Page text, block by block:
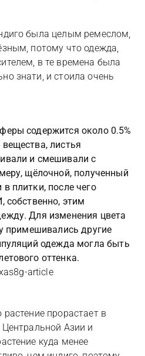
была целым ремеслом,
потому что одежда,
в те времена была
знати, и стоила очень
содержится около 0.5%
листья
и смешивали с
щёлочной, полученный
плитки, после чего
собственно, этим
Для изменения цвета
примешивались другие
одежда могла быть
оттенка.
прорастает в
Азии и
куда менее